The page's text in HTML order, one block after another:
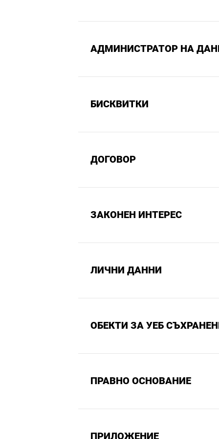
АДМИНИСТРАТОР НА
БИСКВИТКИ
ДОГОВОР
ЗАКОНЕН ИНТЕРЕС
ЛИЧНИ ДАННИ
ОБЕКТИ ЗА УЕБ
ПРАВНО ОСНОВАНИЕ
ПРИЛОЖЕНИЕ